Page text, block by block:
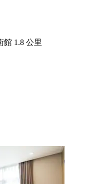
館 1.8 公里